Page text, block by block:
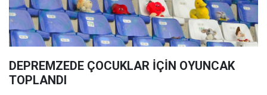
DEPREMZEDE ÇOCUKLAR İÇİN OYUNCAK
TOPLANDI